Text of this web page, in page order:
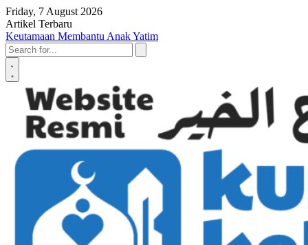
Skip to content
Friday, 7 August 2026
Artikel Terbaru
Penyerahan SK LAZ Kunci Kebaikan OKU Timur, Tonggak Baru
Penguatan Pelayanan Umat